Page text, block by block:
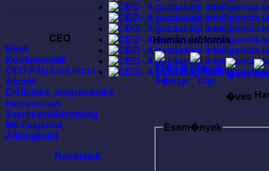
CEO
Hírek
Konferenciák
CEO Pályázati Iroda
Akciók
Elõfizetés, megrendelés
Impresszum
Szerkesztõbizottság
Médiaajánlat
Állásajánlat
Rovataink
Humán erõforrás
�ves
Esem�nyek